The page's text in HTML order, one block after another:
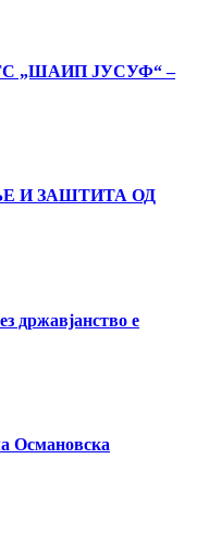
„ШАИП ЈУСУФ“ –
И ЗАШТИТА ОД
државјанство е
Османовска